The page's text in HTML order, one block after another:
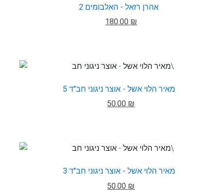
אהרן רזאל - האלבומים 2
180.00 ₪
מאיר הלוי אשל - אוצר ניגוני חב"ד 5
50.00 ₪
מאיר הלוי אשל - אוצר ניגוני חב"ד 3
50.00 ₪